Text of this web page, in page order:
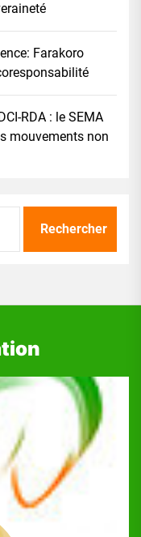
Farakoro
RDA : le SEMA
mouvements non